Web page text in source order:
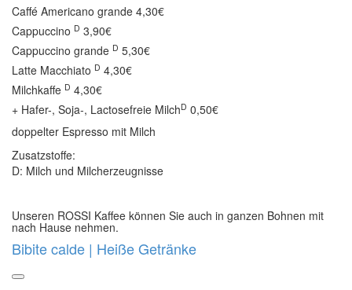
Caffé Americano grande 4,30€
Cappuccino D 3,90€
Cappuccino grande D 5,30€
Latte Macchiato D 4,30€
Milchkaffe D 4,30€
+ Hafer-, Soja-, Lactosefreie MilchD 0,50€
doppelter Espresso mit Milch
Zusatzstoffe:
D: Milch und Milcherzeugnisse
Unseren ROSSI Kaffee können Sie auch in ganzen Bohnen mit
nach Hause nehmen.
Bibite calde | Heiße Getränke